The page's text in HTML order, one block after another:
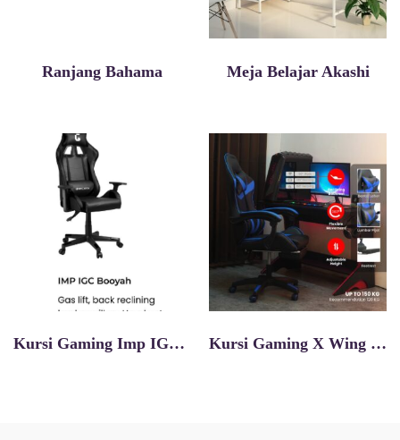
Ranjang Bahama Meja Belajar Akashi
Kursi Gaming Imp IGC Booyah Kursi Gaming X Wing GC V2 Black Blue